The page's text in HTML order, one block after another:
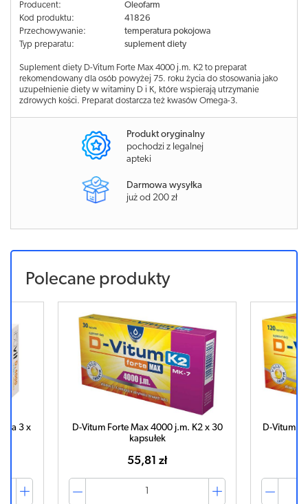
Producent:
Oleofarm
Kod produktu:
41826
Przechowywanie:
temperatura pokojowa
Typ preparatu:
suplement diety
Suplement diety D-Vitum Forte Max 4000 j.m. K2 to preparat
rekomendowany dla osób powyżej 75. roku życia do stosowania jako
uzupełnienie diety w witaminy D i K, które wspierają utrzymanie
zdrowych kości. Preparat dostarcza też kwasów Omega-3.
Produkt oryginalny
pochodzi z legalnej
apteki
Darmowa wysyłka
już od 200 zł
Polecane produkty
3 x
D-Vitum Forte Max 4000 j.m. K2 x 30
kapsułek
55,81 zł
D-Vitum